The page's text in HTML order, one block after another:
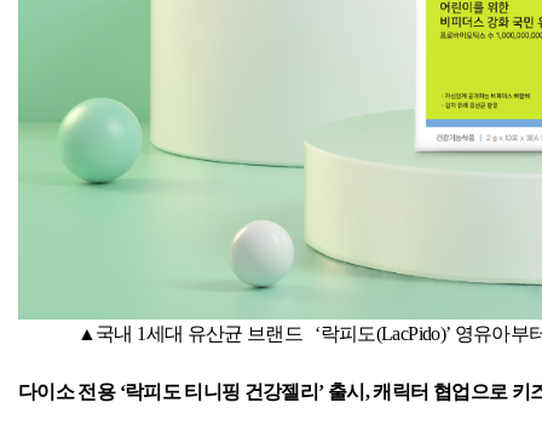
▲ 국내 1세대 유산균 브랜드 ‘락피도(LacPido)’ 영유아부
다이소 전용 ‘락피도 티니핑 건강젤리’ 출시 ,캐릭터 협업으로 키